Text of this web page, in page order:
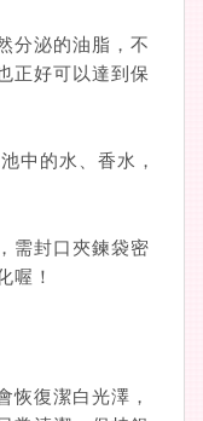
分泌的油脂，不
正好可以達到保
中的水、香水，
需封口夾鍊袋密
喔！
恢復潔白光澤，